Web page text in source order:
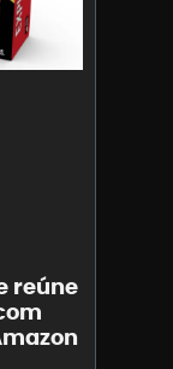
reúne